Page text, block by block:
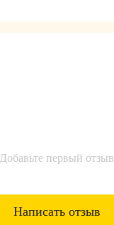
Добавьте первый отзыв
Написать отзыв